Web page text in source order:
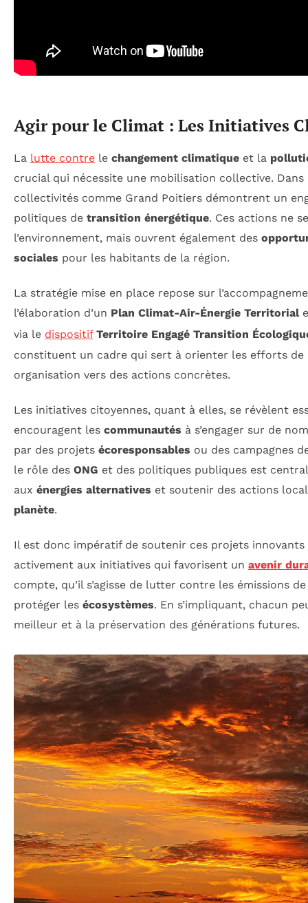
Agir pour le Climat : Les Initiatives
La lutte contre le changement climatique et la
crucial qui nécessite une mobilisation collective.
collectivités comme Grand Poitiers démontrent un
politiques de transition énergétique. Ces actions ne
l’environnement, mais ouvrent également des
sociales pour les habitants de la région.
La stratégie mise en place repose sur
l’élaboration d’un Plan Climat-Air-Énergie Territorial
via le dispositif Territoire Engagé Transition
constituent un cadre qui sert à orienter les efforts de
organisation vers des actions concrètes.
Les initiatives citoyennes, quant à elles, se révèlent
encouragent les communautés à s’engager sur de
par des projets écoresponsables ou des campagnes
le rôle des ONG et des politiques publiques est
aux énergies alternatives et soutenir des actions
planète.
Il est donc impératif de soutenir ces projets
activement aux initiatives qui favorisent un avenir
compte, qu’il s’agisse de lutter contre les émissions
protéger les écosystèmes. En s’impliquant, chacun
meilleur et à la préservation des générations futures.